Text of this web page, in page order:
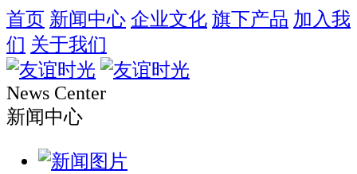
首页 新闻中心 企业文化 旗下产品 加入我
们 关于我们
News Center
新闻中心